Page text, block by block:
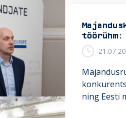
r
i
i
i
l
e
ning Eesti